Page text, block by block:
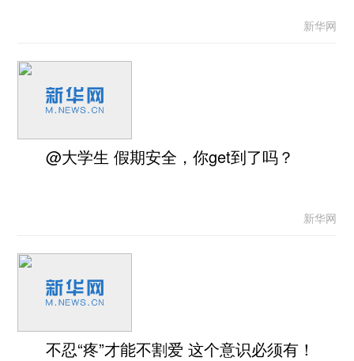
新华网
@大学生 假期安全，你get到了吗？
新华网
不忍“疼”才能不割爱 这个意识必须有！